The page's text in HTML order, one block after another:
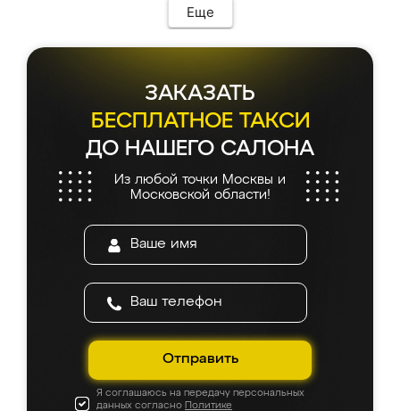
мебель сразу встала на свое место без
каких-либо доработок. Качеством осталась
довольна, все выглядит так, как и ожидала.
Еще
ЗАКАЗАТЬ
БЕСПЛАТНОЕ ТАКСИ
ДО НАШЕГО САЛОНА
Из любой точки Москвы и
Московской области!
Отправить
Я соглашаюсь на передачу персональных
данных согласно Политике